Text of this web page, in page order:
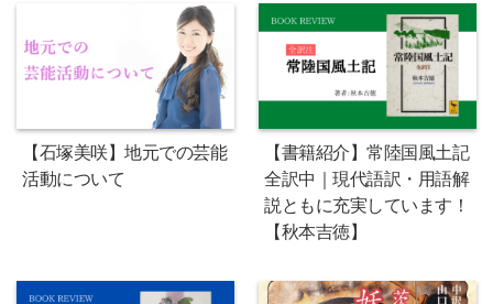
【石塚美咲】地元での芸能
活動について
【書籍紹介】常陸国風土記
全訳中｜現代語訳・用語解
説ともに充実しています！
【秋本吉徳】